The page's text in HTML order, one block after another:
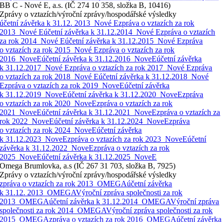
BB C - Nové E, a.s. (IČ 274 10 358, složka B, 10416)
Zprávy o vztazích/výroční zprávy/hospodářské výsledky
účetní závěrka k 31.12. 2013_Nové Ezpráva o vztazích za rok
2013_Nové Eúčetní závěrka k 31.12.2014_Nové Ezpráva o vztazích
za rok 2014_Nové Eúčetní závěrka k 31.12.2015_Nové Ezpráva
o vztazích za rok 2015_Nové Ezpráva o vztazích za rok
2016_NoveEúčetní závěrka k 31.12.2016_NoveEúčetní závěrka
k 31.12.2017_Nové Ezpráva o vztazích za rok 2017_Nové Ezpráva
o vztazích za rok 2018_Nové Eúčetní závěrka k 31.12.2018_Nové
Ezpráva o vztazích za rok 2019_NoveEúčetní závěrka
k 31.12.2019_NoveEúčetní závěrka k 31.12.2020_NoveEzpráva
o vztazích za rok 2020_NoveEzpráva o vztazích za rok
2021_NoveEúčetní závěrka k 31.12.2021_NoveEzpráva o vztazích za
rok 2022_NoveEúčetní závěrka k 31.12.2024_NoveEzpráva
o vztazích za rok 2024_NoveEúčetní závěrka
k 31.12.2023_NoveEzpráva o vztazích za rok 2023_NoveEúčetní
závěrka k 31.12.2022_NoveEzpráva o vztazích za rok
2025_NoveEúčetní závěrka k 31.12.2025_NoveE
Omega Brumlovka, a.s (IČ 267 31 703, složka B, 7925)
Zprávy o vztazích/výroční zprávy/hospodářské výsledky
zpráva o vztazích za rok 2013_OMEGAúčetní závěrka
k 31.12. 2013_OMEGAVýroční zpráva společnosti za rok
2013_OMEGAúčetní závěrka k 31.12.2014_OMEGAVýroční zpráva
společnosti za rok 2014_OMEGAVýroční zpráva společnosti za rok
2015_OMEGAzpráva o vztazích za rok 2016_OMEGAúčetní závěrka